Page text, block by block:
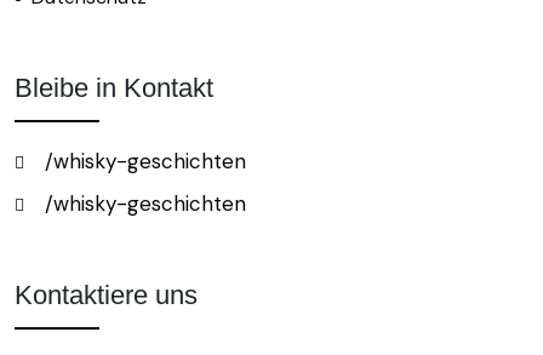
Bleibe in Kontakt
/whisky-geschichten
/whisky-geschichten
Kontaktiere uns